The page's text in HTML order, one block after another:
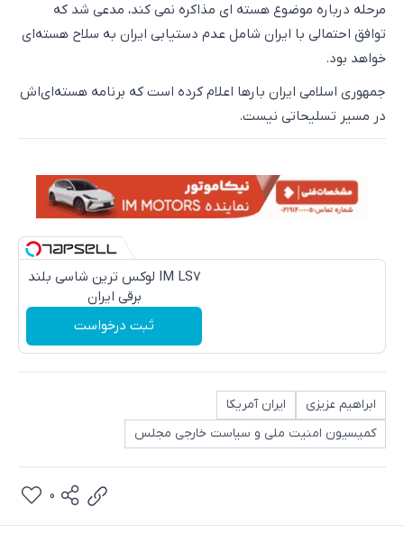
مرحله درباره موضوع هسته ای مذاکره نمی کند، مدعی شد که
توافق احتمالی با ایران شامل عدم دستیابی ایران به سلاح هسته‌ای
خواهد بود.
جمهوری اسلامی ایران بارها اعلام کرده است که برنامه هسته‌ای‌اش
در مسیر تسلیحاتی نیست.
IM LS7 لوکس ترین شاسی بلند
برقی ایران
ثبت درخواست
ابراهیم عزیزی
ایران آمریکا
کمیسیون امنیت ملی و سیاست خارجی مجلس
0